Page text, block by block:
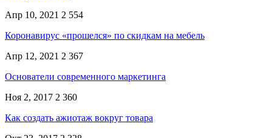
Апр 10, 2021 2 554
Коронавирус «прошелся» по скидкам на мебель
Апр 12, 2021 2 367
Основатели современного маркетинга
Ноя 2, 2017 2 360
Как создать ажиотаж вокруг товара